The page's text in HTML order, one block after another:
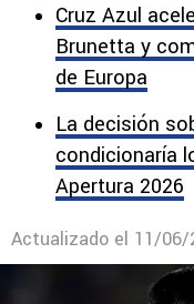
Cruz Azul
Brunetta y
de Europa
La decisión
condicionaría
Apertura 2026
Actualizado el 11/06/